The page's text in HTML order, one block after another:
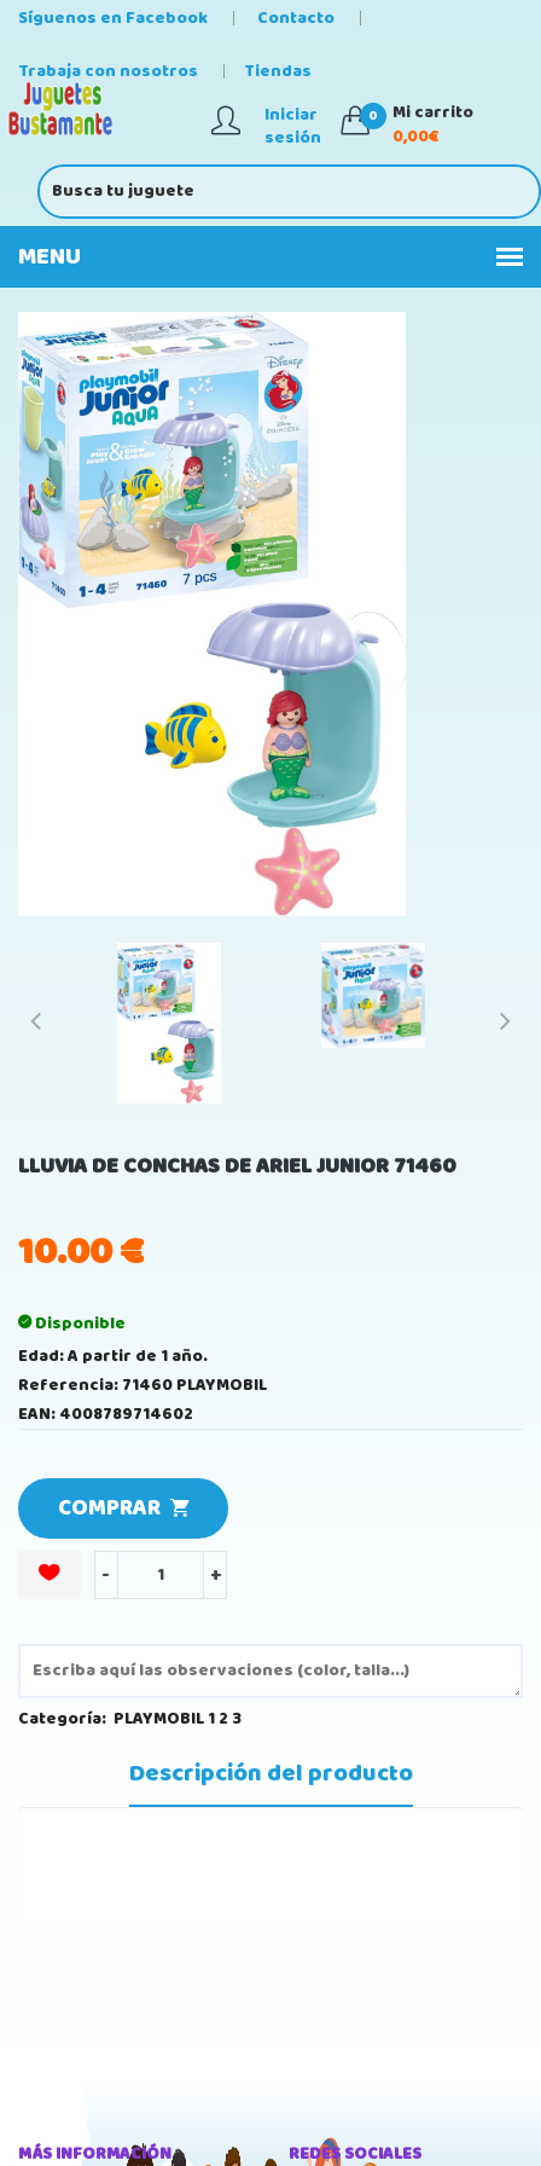
Síguenos en Facebook
Contacto
Trabaja con nosotros
Tiendas
Iniciar
sesión
0
Mi carrito
0,00€
LLUVIA DE CONCHAS DE ARIEL JUNIOR 71460
10.00€
Disponible
Edad: A partir de 1 año.
Referencia: 71460 PLAYMOBIL
EAN: 4008789714602
COMPRAR
- +
Categoría: PLAYMOBIL 1 2 3
Descripción del producto
MÁS INFORMACIÓN REDES SOCIALES